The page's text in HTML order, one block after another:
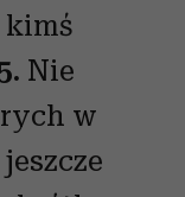
Nie
w